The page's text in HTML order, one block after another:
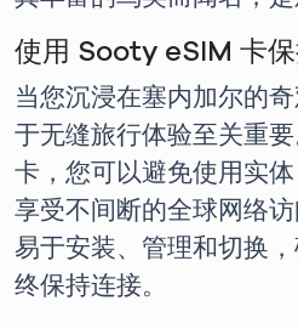
使用 Sooty eSIM 卡
当您沉浸在塞内加尔的
于无缝旅行体验至关重
卡，您可以避免使用实
享受不间断的全球网络
易于安装、管理和切换
终保持连接。